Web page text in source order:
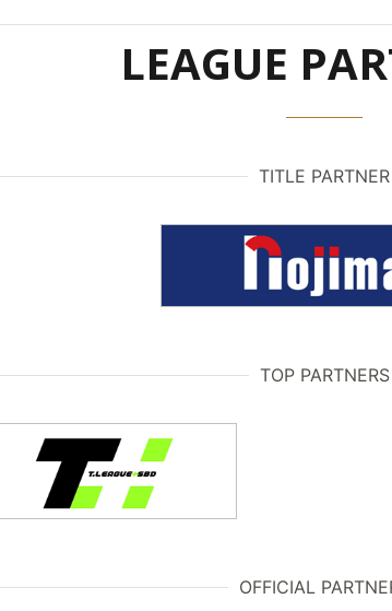
LEAGUE
TITLE PARTNER
TOP PARTNERS
OFFICIAL